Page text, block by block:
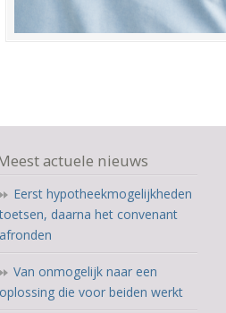
actuele nieuws
Eerst hypotheekmogelijkheden
toetsen, daarna het convenant
afronden
Van onmogelijk naar een
oplossing die voor beiden werkt